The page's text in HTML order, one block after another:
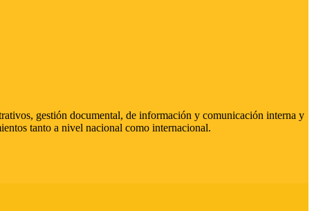
gestión documental, de información y comunicación interna y
tanto a nivel nacional como internacional.